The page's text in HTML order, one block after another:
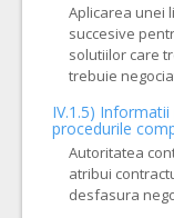
Aplicarea unei
succesive
solutiilor care
trebuie
IV.1.5)
procedurile
Autoritatea
atribui
desfasura